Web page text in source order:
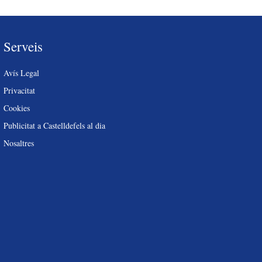
Serveis
Avís Legal
Privacitat
Cookies
Publicitat a Castelldefels al dia
Nosaltres